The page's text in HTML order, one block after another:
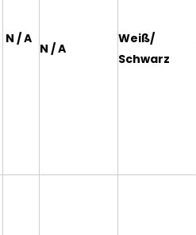
N / A
N / A
Weiß/
Schwarz